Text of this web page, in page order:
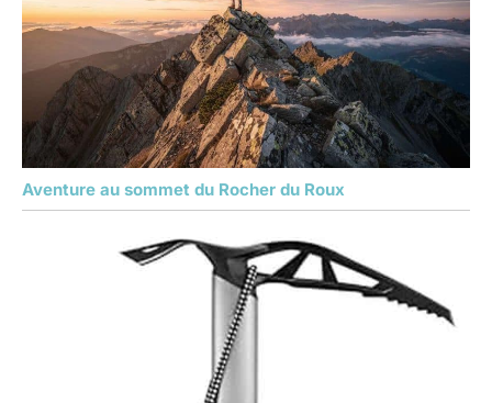
Aventure au sommet du Rocher du Roux